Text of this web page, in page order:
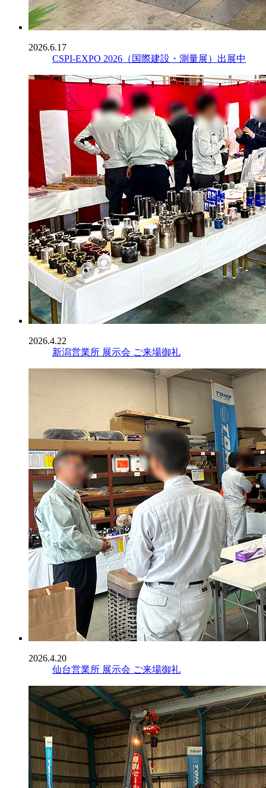
2026.6.17
CSPI-EXPO 2026（国際建設・測量展）出展中
2026.4.22
新潟営業所 展示会 ご来場御礼
2026.4.20
仙台営業所 展示会 ご来場御礼